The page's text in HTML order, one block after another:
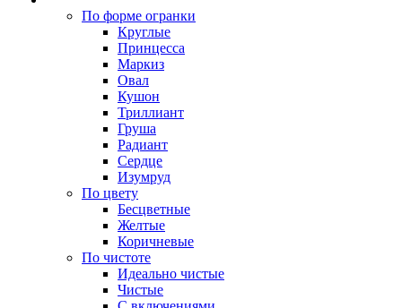
По форме огранки
Круглые
Принцесса
Маркиз
Овал
Кушон
Триллиант
Груша
Радиант
Сердце
Изумруд
По цвету
Бесцветные
Желтые
Коричневые
По чистоте
Идеально чистые
Чистые